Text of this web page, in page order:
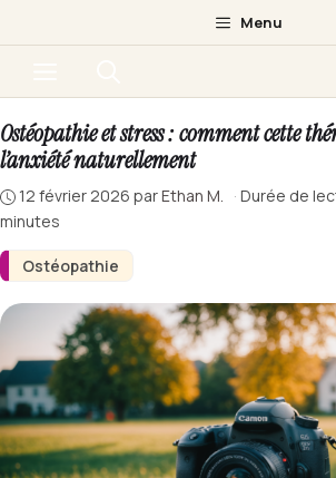
au
Menu
Ostéopathie
Ostéopathie et stress : comment cette
l’anxiété naturellement
12 février 2026 parEthan M. · Durée de
minutes